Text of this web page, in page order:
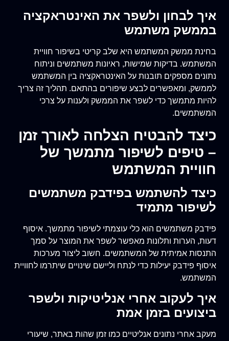
איך לבחון ולשפר את האינטראקציה
בממשק משתמש
בחינת ממשק המשתמש היא שלב קריטי בשיפור חוויית
המשתמש. בדיקות שמישות, ראיונות משתמשים וניתוח
נתונים מספקים תובנות על האינטראקציה בין המשתמש
לממשק, ומאפשרים לבצע שיפורים בהתאם. תהליך זה צריך
להיות מתמשך כדי לשפר את הממשק ולענות על צרכי
המשתמשים.
כיצד להבטיח הצלחה לאורך זמן
– טיפים לשיפור מתמשך של
חוויית המשתמש
כיצד להשתמש בפידבק משתמשים
לשיפור מתמיד
פידבק משתמשים הוא כלי עוצמתי לשיפור מתמשך. איסוף
דעות, הערות ותלונות מאפשר לשפר את המוצר על סמך
התנסות אמיתית של המשתמשים. חשוב ליצור מערכות
איסוף פידבק יעילות כדי לנתח וליישם שינויים שיתרמו לחוויית
המשתמש.
איך לעקוב אחרי אנליטיקות ולשפר
ביצועים בזמן אמת
מעקב אחרי נתונים אנליטיים כמו זמן שהות באתר, שיעורי